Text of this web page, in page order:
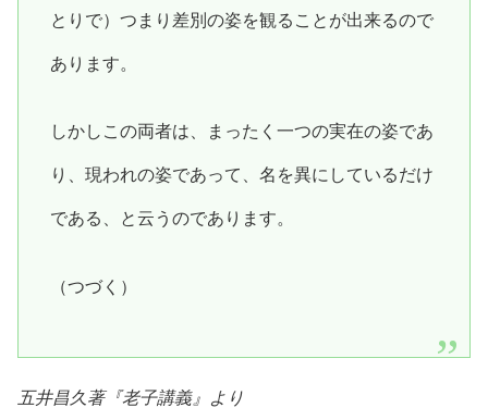
とりで）つまり差別の姿を観ることが出来るので
あります。
しかしこの両者は、まったく一つの実在の姿であ
り、現われの姿であって、名を異にしているだけ
である、と云うのであります。
（つづく）
五井昌久著『老子講義』より